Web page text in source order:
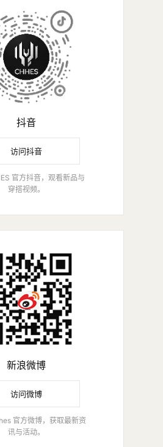
抖音
访问抖音
官方抖音，观看新品与
穿搭视频。
新浪微博
访问微博
官方微博，获取最新资
讯与活动。